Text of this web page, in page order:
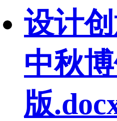
设计创
中秋
版